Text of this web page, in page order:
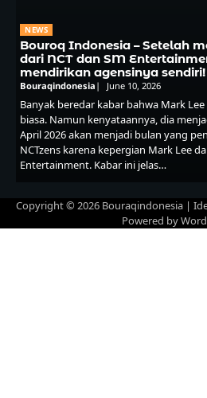
NEWS
Bouroq Indonesia – Setelah
dari NCT dan SM
mendirikan agensinya sendiri!
Bouraqindonesia June 10, 2026
Banyak beredar kabar bahwa Mark
biasa. Namun kenyataannya, dia
April 2026 akan menjadi bulan yang
NCTzens karena kepergian Mark Lee
Entertainment. Kabar ini jelas…
Copyright © 2026 Bouraqindonesia |
Powered by